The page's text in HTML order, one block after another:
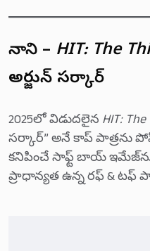
నాని – HIT: The
అర్జున్ సర్కార్
2025లో విడుదలైన HIT:
సర్కార్” అనే కాప్ పాత్రను
కనిపించే సాఫ్ట్ బాయ్ ఇమేజ్‌ను
ప్రాధాన్యత ఉన్న రఫ్ & టఫ్